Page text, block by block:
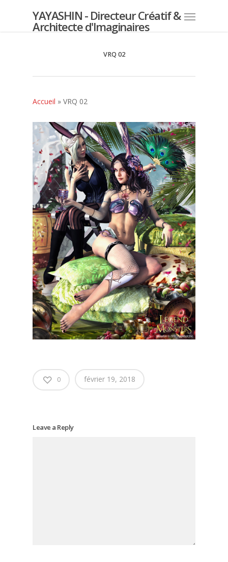
YAYASHIN - Directeur Créatif &
Architecte d'Imaginaires
VRQ 02
Accueil » VRQ 02
0 février 19, 2018
Leave a Reply